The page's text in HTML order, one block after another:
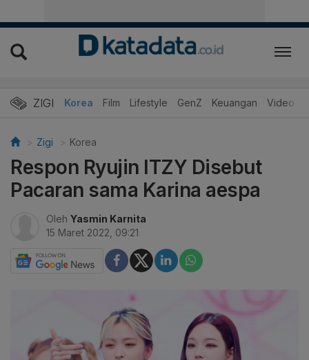
ZIGI
Hits Korea Film Lifestyle GenZ Keuangan Video
Zigi Korea
Respon Ryujin ITZY Disebut
Pacaran sama Karina aespa
Oleh Yasmin Karnita
15 Maret 2022, 09:21